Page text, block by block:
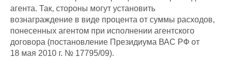
агента. Так, стороны могут установить
вознаграждение в виде процента от суммы расходов,
понесенных агентом при исполнении агентского
договора (постановление Президиума ВАС РФ от
18 мая 2010 г. № 17795/09).